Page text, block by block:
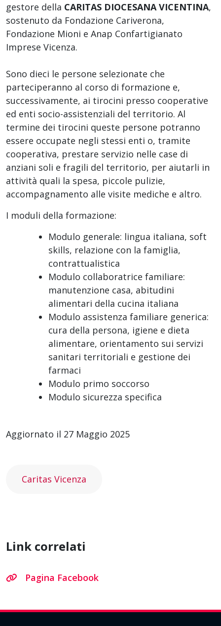
gestore della CARITAS DIOCESANA VICENTINA,
sostenuto da Fondazione Cariverona,
Fondazione Mioni e Anap Confartigianato
Imprese Vicenza.
Sono dieci le persone selezionate che
parteciperanno al corso di formazione e,
successivamente, ai tirocini presso cooperative
ed enti socio-assistenziali del territorio. Al
termine dei tirocini queste persone potranno
essere occupate negli stessi enti o, tramite
cooperativa, prestare servizio nelle case di
anziani soli e fragili del territorio, per aiutarli in
attività quali la spesa, piccole pulizie,
accompagnamento alle visite mediche e altro.
I moduli della formazione:
Modulo generale: lingua italiana, soft
skills, relazione con la famiglia,
contrattualistica
Modulo collaboratrice familiare:
manutenzione casa, abitudini
alimentari della cucina italiana
Modulo assistenza familiare generica:
cura della persona, igiene e dieta
alimentare, orientamento sui servizi
sanitari territoriali e gestione dei
farmaci
Modulo primo soccorso
Modulo sicurezza specifica
Aggiornato il 27 Maggio 2025
Caritas Vicenza
Link correlati
Pagina Facebook